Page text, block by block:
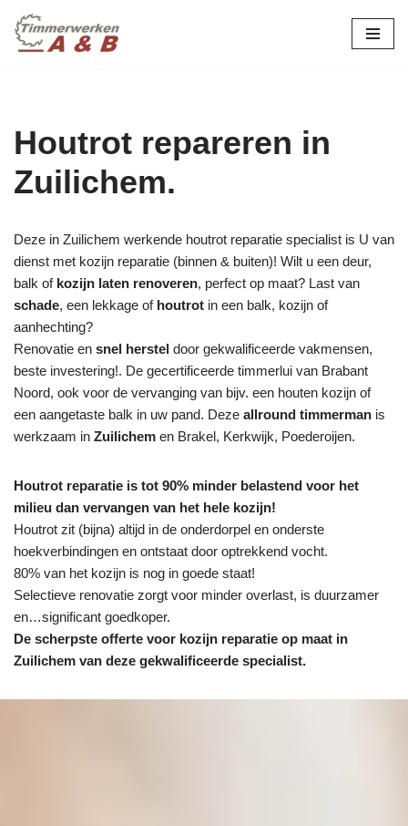
Ga
Houtrot repareren in
Zuilichem.
Deze in Zuilichem werkende houtrot reparatie specialist is U van
dienst met kozijn reparatie (binnen & buiten)! Wilt u een deur,
balk of kozijn laten renoveren, perfect op maat? Last van
schade, een lekkage of houtrot in een balk, kozijn of
aanhechting?
Renovatie en snel herstel door gekwalificeerde vakmensen,
beste investering!. De gecertificeerde timmerlui van Brabant
Noord, ook voor de vervanging van bijv. een houten kozijn of
een aangetaste balk in uw pand. Deze allround timmerman is
werkzaam in Zuilichem en Brakel, Kerkwijk, Poederoijen.
Houtrot reparatie is tot 90% minder belastend voor het
milieu dan vervangen van het hele kozijn!
Houtrot zit (bijna) altijd in de onderdorpel en onderste
hoekverbindingen en ontstaat door optrekkend vocht.
80% van het kozijn is nog in goede staat!
Selectieve renovatie zorgt voor minder overlast, is duurzamer
en…significant goedkoper.
De scherpste offerte voor kozijn reparatie op maat in
Zuilichem van deze gekwalificeerde specialist.